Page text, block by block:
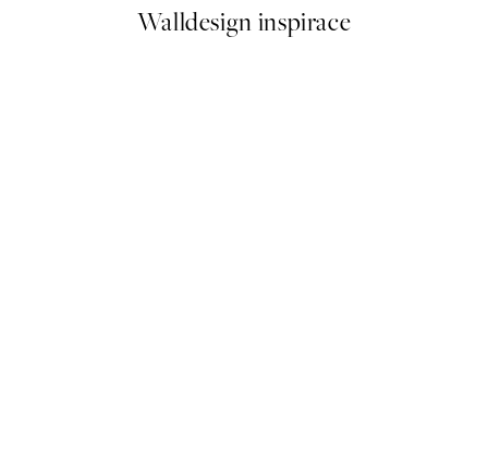
Walldesign inspirace